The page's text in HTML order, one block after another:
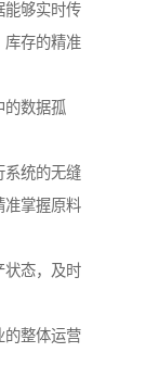
能够实时传
库存的精准
的数据孤
系统的无缝
准掌握原料
状态，及时
的整体运营